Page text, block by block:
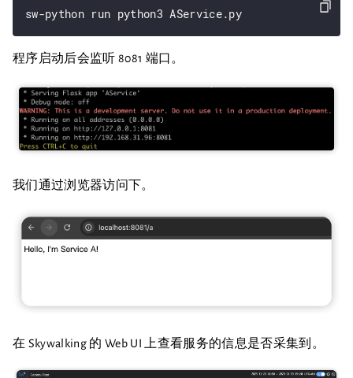
sw-python run python3 AService.py
程序启动后会监听 8081 端口。
我们通过浏览器访问下。
在 Skywalking 的 Web UI 上查看服务的信息是否采集到。